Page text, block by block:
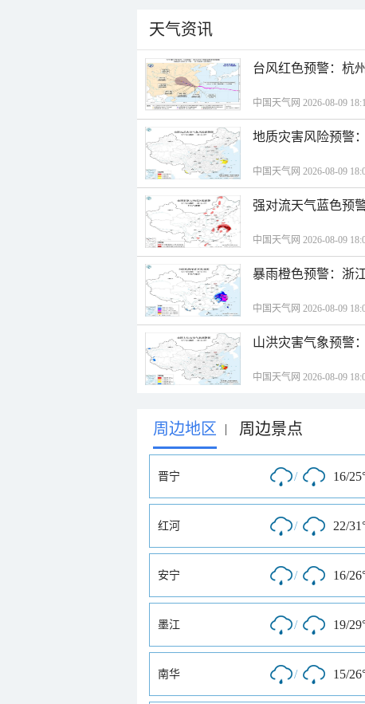
天气资讯
台风红色预警：杭
中国天气网 2026-08-09
地质灾害风险预警
中国天气网 2026-08-09
强对流天气蓝色预
中国天气网 2026-08-09
暴雨橙色预警：浙
中国天气网 2026-08-09
山洪灾害气象预警
中国天气网 2026-08-09
周边地区 | 周边景点
晋宁 / 16/
红河 / 22/
安宁 / 16/
墨江 / 19/
南华 / 15/